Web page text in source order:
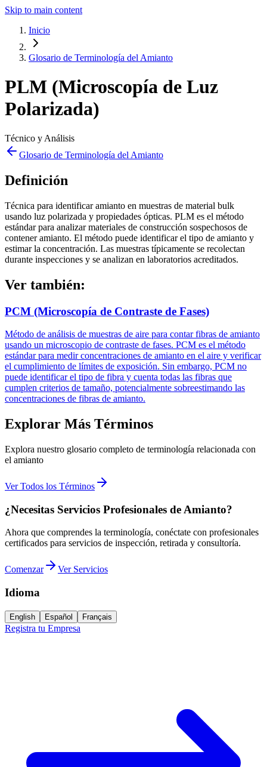
Skip to main content
Inicio
Glosario de Terminología del Amianto
PLM (Microscopía de Luz
Polarizada)
Técnico y Análisis
Glosario de Terminología del Amianto
Definición
Técnica para identificar amianto en muestras de material bulk
usando luz polarizada y propiedades ópticas. PLM es el método
estándar para analizar materiales de construcción sospechosos de
contener amianto. El método puede identificar el tipo de amianto y
estimar la concentración. Las muestras típicamente se recolectan
durante inspecciones y se analizan en laboratorios acreditados.
Ver también:
PCM (Microscopía de Contraste de Fases)
Método de análisis de muestras de aire para contar fibras de amianto
usando un microscopio de contraste de fases. PCM es el método
estándar para medir concentraciones de amianto en el aire y verificar
el cumplimiento de límites de exposición. Sin embargo, PCM no
puede identificar el tipo de fibra y cuenta todas las fibras que
cumplen criterios de tamaño, potencialmente sobreestimando las
concentraciones de fibras de amianto.
Explorar Más Términos
Explora nuestro glosario completo de terminología relacionada con
el amianto
Ver Todos los Términos
¿Necesitas Servicios Profesionales de Amianto?
Ahora que comprendes la terminología, conéctate con profesionales
certificados para servicios de inspección, retirada y consultoría.
Comenzar Ver Servicios
Idioma
English Español Français
Registra tu Empresa